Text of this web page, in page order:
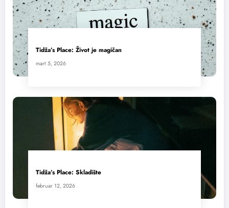
Tidža’s Place: Život je magičan
mart 5, 2026
Tidža’s Place: Skladište
februar 12, 2026